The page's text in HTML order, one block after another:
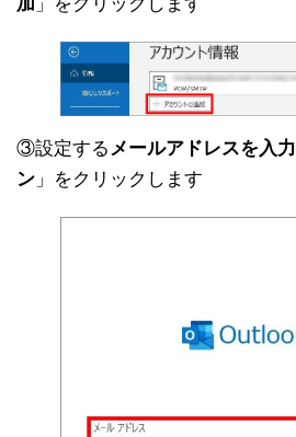
③設定する メールアドレスを入力
ン 」をクリックします